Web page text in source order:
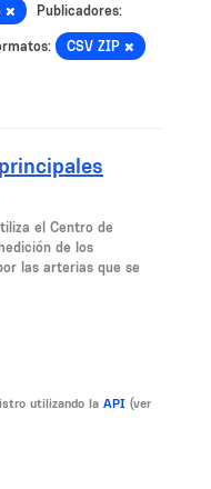
Publicadores:
CSV ZIP
el Centro de
de los
las arterias que se
utilizando la API (ver